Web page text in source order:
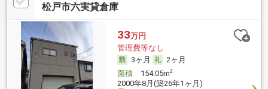
松戸市六実貸倉庫
33万円
管理費等なし
3ヶ月
2ヶ月
面積154.05m2
2000年8月(築26年1ヶ月)